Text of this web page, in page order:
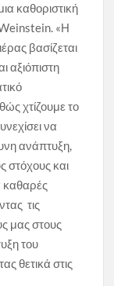
καθοριστική
«Η
βασίζεται
αξιόπιστη
χτίζουμε το
να
ανάπτυξη,
στόχους και
καθαρές
τις
μας στους
του
θετικά στις